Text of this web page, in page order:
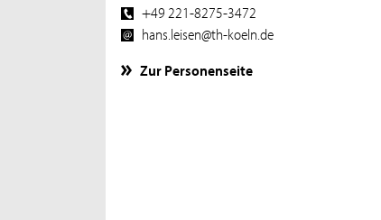
+49 221-8275-3472
hans.leisen@th-koeln.de
Zur Personenseite